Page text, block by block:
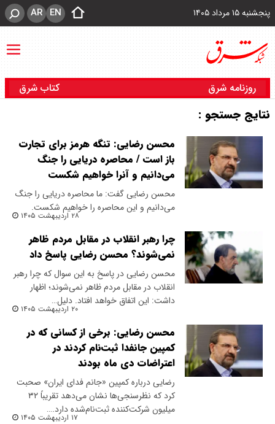
پنجشنبه ۱۵ مرداد ۱۴۰۵ EN
AR
روزنامه شرق کتاب شرق
نتایج جستجو :
محسن رضایی: تنگه هرمز برای تجارت
باز است / محاصره دریایی را جنگ
می‌دانیم و آنرا خواهیم شکست
محسن رضایی گفت: ما محاصره دریایی را جنگ
می‌دانیم و این محاصره را خواهیم شکست.
۲۸ اردیبهشت ۱۴۰۵
چرا رهبر انقلاب در مقابل مردم ظاهر
نمی‌شوند؟ محسن رضایی پاسخ داد
محسن رضایی در پاسخ به این سوال که چرا رهبر
انقلاب در مقابل مردم ظاهر نمی‌شوند؛ اظهار
داشت: این اتفاق خواهد افتاد. دلیل…
۲۰ اردیبهشت ۱۴۰۵
محسن رضایی: برخی از کسانی که در
کمپین جانفدا ثبت‌نام کردند در
اعتراضات دی ماه بودند
رضایی درباره کمپین «جانم فدای ایران» صحبت
کرد که نظرسنجی‌ها نشان می‌دهد تقریباً ۳۲
میلیون شرکت‌کننده ثبت‌نام‌شده دارد.…
۱۷ اردیبهشت ۱۴۰۵